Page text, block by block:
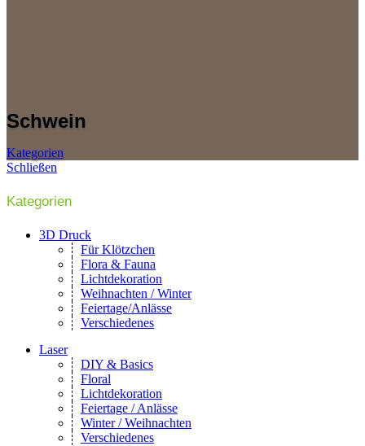
Schwein
Kategorien
Schließen
Kategorien
3D Druck
Für Klötzchen
Flora & Fauna
Lichtdekoration
Weihnachten / Winter
Feiertage/Anlässe
Verschiedenes
Laser
DIY & Basics
Floral
Lichtdekoration
Feiertage / Anlässe
Winter / Weihnachten
Verschiedenes